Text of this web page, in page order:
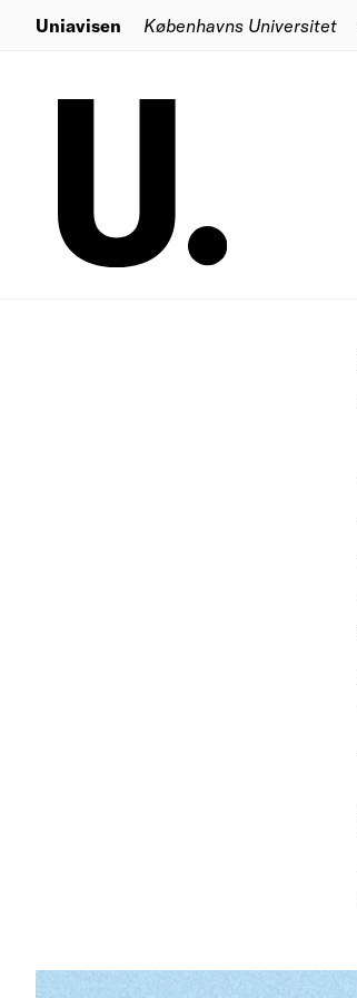
Uniavisen Københavns Universitet